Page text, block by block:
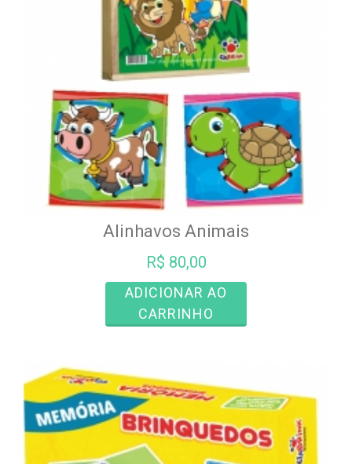
Alinhavos Animais
R$ 80,00
ADICIONAR AO
CARRINHO